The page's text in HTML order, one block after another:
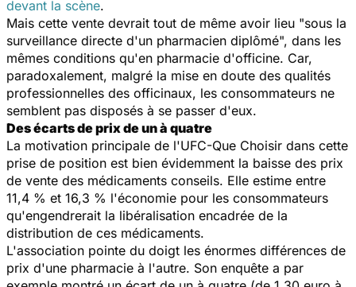
devant la scène.
Mais cette vente devrait tout de même avoir lieu "sous la
surveillance directe d'un pharmacien diplômé", dans les
mêmes conditions qu'en pharmacie d'officine. Car,
paradoxalement, malgré la mise en doute des qualités
professionnelles des officinaux, les consommateurs ne
semblent pas disposés à se passer d'eux.
Des écarts de prix de un à quatre
La motivation principale de l'UFC-Que Choisir dans cette
prise de position est bien évidemment la baisse des prix
de vente des médicaments conseils. Elle estime entre
11,4 % et 16,3 % l'économie pour les consommateurs
qu'engendrerait la libéralisation encadrée de la
distribution de ces médicaments.
L'association pointe du doigt les énormes différences de
prix d'une pharmacie à l'autre. Son enquête a par